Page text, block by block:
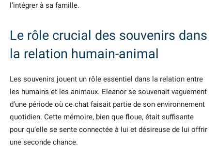
l’intégrer à sa famille.
Le rôle crucial des souvenirs dans
la relation humain-animal
Les souvenirs jouent un rôle essentiel dans la relation entre
les humains et les animaux. Eleanor se souvenait vaguement
d’une période où ce chat faisait partie de son environnement
quotidien. Cette mémoire, bien que floue, était suffisante
pour qu’elle se sente connectée à lui et désireuse de lui offrir
une seconde chance.